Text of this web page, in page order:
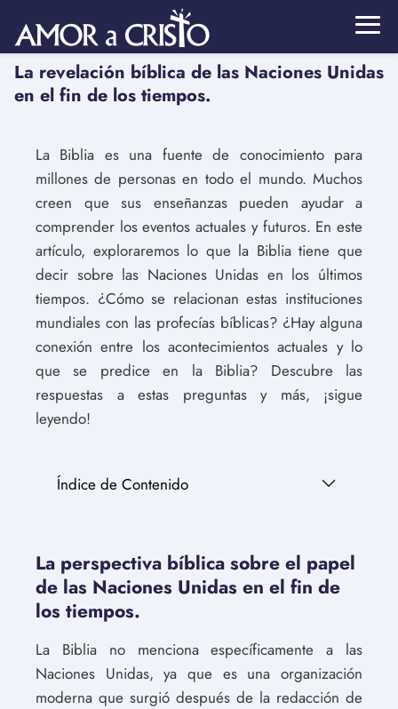
La revelación bíblica de las Naciones Unidas
en el fin de los tiempos.
La Biblia es una fuente de conocimiento para
millones de personas en todo el mundo. Muchos
creen que sus enseñanzas pueden ayudar a
comprender los eventos actuales y futuros. En este
artículo, exploraremos lo que la Biblia tiene que
decir sobre las Naciones Unidas en los últimos
tiempos. ¿Cómo se relacionan estas instituciones
mundiales con las profecías bíblicas? ¿Hay alguna
conexión entre los acontecimientos actuales y lo
que se predice en la Biblia? Descubre las
respuestas a estas preguntas y más, ¡sigue
leyendo!
Índice de Contenido
La perspectiva bíblica sobre el papel
de las Naciones Unidas en el fin de
los tiempos.
La Biblia no menciona específicamente a las
Naciones Unidas, ya que es una organización
moderna que surgió después de la redacción de